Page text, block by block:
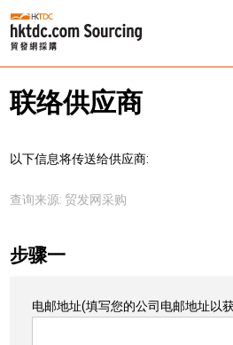
联络供应商
以下信息将传送给供应商:
查询来源: 贸发网采购
步骤一
电邮地址(填写您的公司电邮地址以